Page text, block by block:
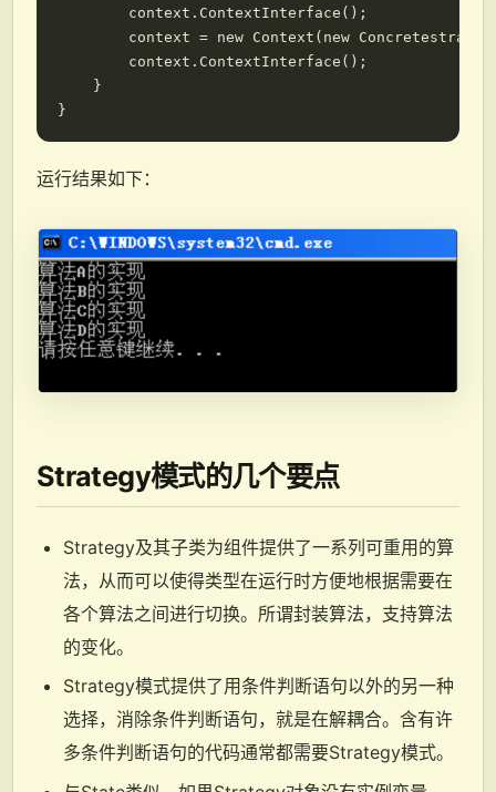
        context.ContextInterface();
context = new Context(new
        context.ContextInterface();
    }
运行结果如下：
Strategy模式的几个要点
Strategy及其子类为组件提供了一系列可重用的算
法，从而可以使得类型在运行时方便地根据需要在
各个算法之间进行切换。所谓封装算法，支持算法
的变化。
Strategy模式提供了用条件判断语句以外的另一种
选择，消除条件判断语句，就是在解耦合。含有许
多条件判断语句的代码通常都需要Strategy模式。